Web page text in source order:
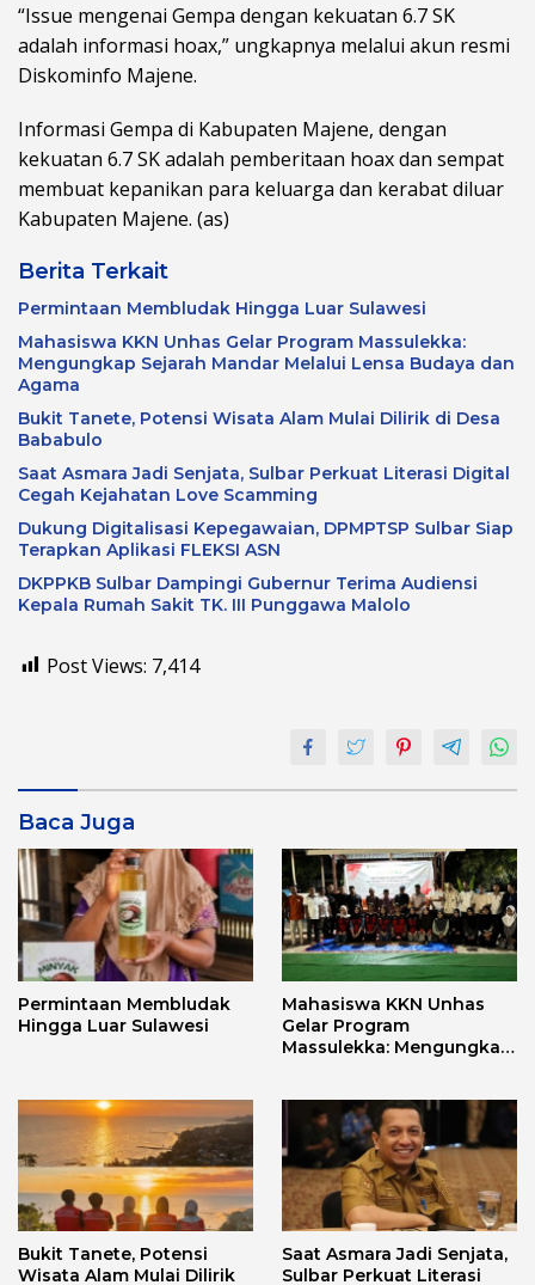
“Issue mengenai Gempa dengan kekuatan 6.7 SK
adalah informasi hoax,” ungkapnya melalui akun resmi
Diskominfo Majene.
Informasi Gempa di Kabupaten Majene, dengan
kekuatan 6.7 SK adalah pemberitaan hoax dan sempat
membuat kepanikan para keluarga dan kerabat diluar
Kabupaten Majene. (as)
Berita Terkait
Permintaan Membludak Hingga Luar Sulawesi
Mahasiswa KKN Unhas Gelar Program Massulekka:
Mengungkap Sejarah Mandar Melalui Lensa Budaya dan
Agama
Bukit Tanete, Potensi Wisata Alam Mulai Dilirik di Desa
Bababulo
Saat Asmara Jadi Senjata, Sulbar Perkuat Literasi Digital
Cegah Kejahatan Love Scamming
Dukung Digitalisasi Kepegawaian, DPMPTSP Sulbar Siap
Terapkan Aplikasi FLEKSI ASN
DKPPKB Sulbar Dampingi Gubernur Terima Audiensi
Kepala Rumah Sakit TK. III Punggawa Malolo
Post Views: 7,414
Baca Juga
Permintaan Membludak
Hingga Luar Sulawesi
Mahasiswa KKN Unhas
Gelar Program
Massulekka: Mengungkap
Bukit Tanete, Potensi
Wisata Alam Mulai Dilirik
Saat Asmara Jadi Senjata,
Sulbar Perkuat Literasi